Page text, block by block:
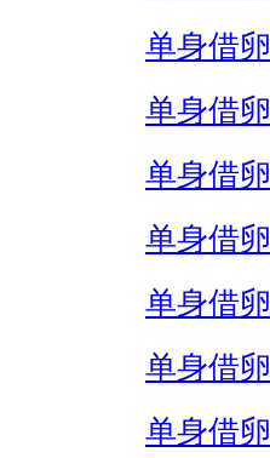
单身借
单身借
单身借
单身借
单身借
单身借
单身借